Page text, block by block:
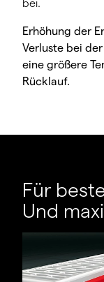
bei.
Erhöhung der
Verluste bei
eine größere
Rücklauf.
Für
Und